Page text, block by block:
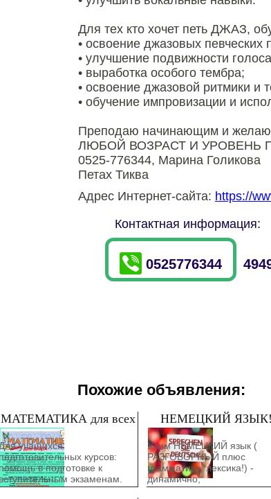
Для тех кто хочет петь ДЖАЗ,
• освоение джазовых певческих
• улучшение подвижности
• выработка особого тембра;
• освоение джазовой ритмики и
• обучение импровизации и
Преподаю начинающим и
ЛЮБОЙ ВОЗРАСТ И УРОВЕНЬ
0525-776344, Марина Голикова
Петах Тиква
Адрес Интернет-сайта: https://
Контактная информация:
0525776344
Похожие объявления:
МАТЕМАТИКА для всех
Для учащихся
подготовительных курсов:
помощь в подготовке к
вступительным экзаменам.
студентов: помощь в
НЕМЕЦКИЙ ЯЗЫК!
Учим НЕМЕЦКИЙ язык (
РАЗГОВОРНЫЙ плюс
грамматика, лексика!) -
динамично,
профессионально и